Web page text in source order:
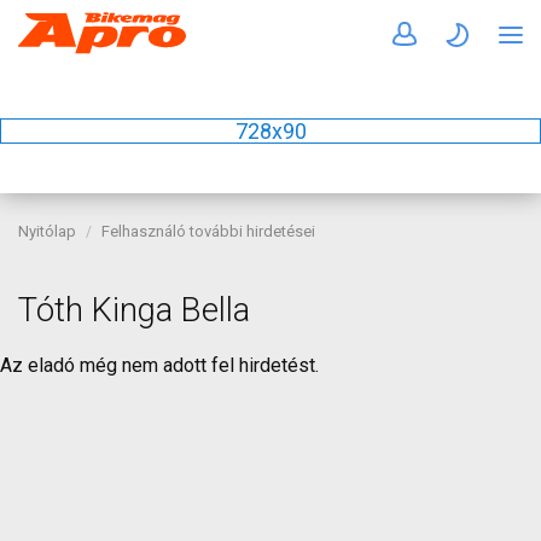
728x90
Nyitólap Felhasználó további hirdetései
Tóth Kinga Bella
Az eladó még nem adott fel hirdetést.